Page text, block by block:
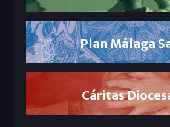
Plan Málaga
Cáritas